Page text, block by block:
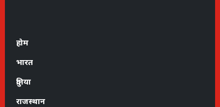
होम
भारत
दुनिया
राजस्थान